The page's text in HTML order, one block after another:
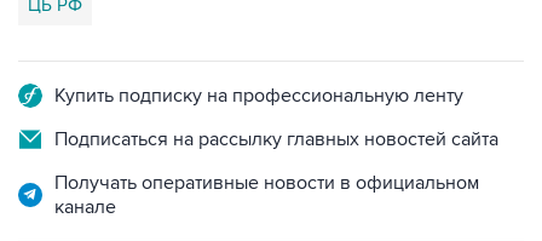
ЦБ РФ
Купить подписку на профессиональную ленту
Подписаться на рассылку главных новостей сайта
Получать оперативные новости в официальном
канале